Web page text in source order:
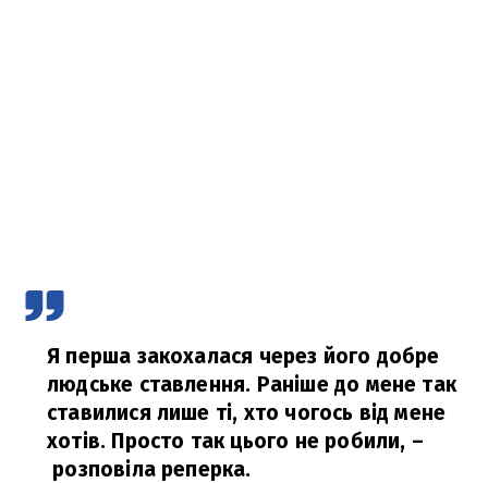
Я перша закохалася через його добре
людське ставлення. Раніше до мене так
ставилися лише ті, хто чогось від мене
хотів. Просто так цього не робили, –
розповіла реперка.